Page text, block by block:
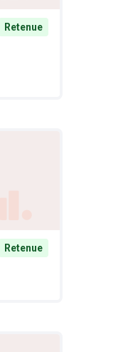
Retenue
Retenue